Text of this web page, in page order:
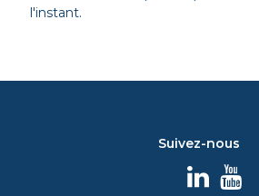
l'instant.
Suivez-nous